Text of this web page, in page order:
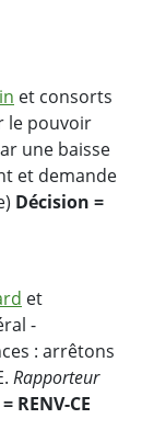
et consorts
le pouvoir
une baisse
et demande
Décision =
et
-
: arrêtons
Rapporteur
RENV-CE